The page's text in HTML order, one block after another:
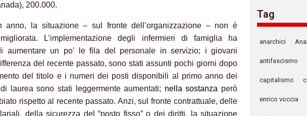
200.000.
la situazione – sul fronte dell’organizzazione – non è
L’implementazione degli infermieri di famiglia ha
aumentare un po’ le fila del personale in servizio; i giovani
del recente passato, sono stati assunti pochi giorni dopo
del titolo e i numeri dei posti disponibili al primo anno dei
laurea sono stati leggermente aumentati; nella sostanza però
rispetto al recente passato. Anzi, sul fronte contrattuale, delle
della sicurezza del “posto fisso” o dei diritti, la situazione
Tag
anarchici
antifascismo
capitalismo
enrico voccia